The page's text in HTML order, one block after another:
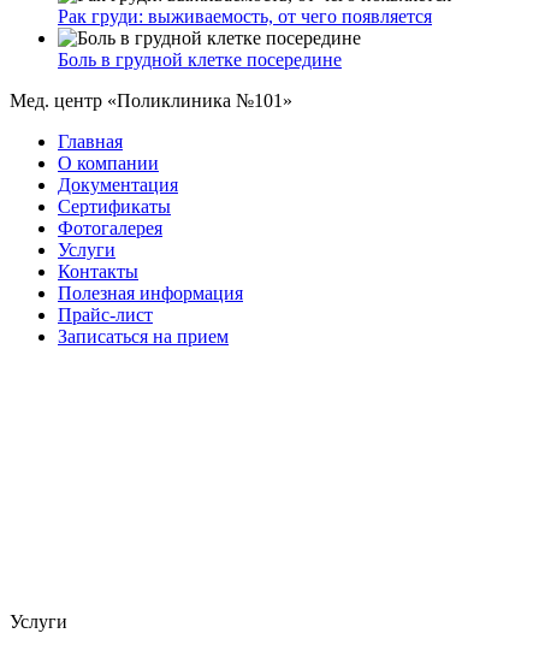
Рак груди: выживаемость, от чего появляется
Боль в грудной клетке посередине
Мед. центр «Поликлиника №101»
Главная
О компании
Документация
Сертификаты
Фотогалерея
Услуги
Контакты
Полезная информация
Прайс-лист
Записаться на прием
Услуги